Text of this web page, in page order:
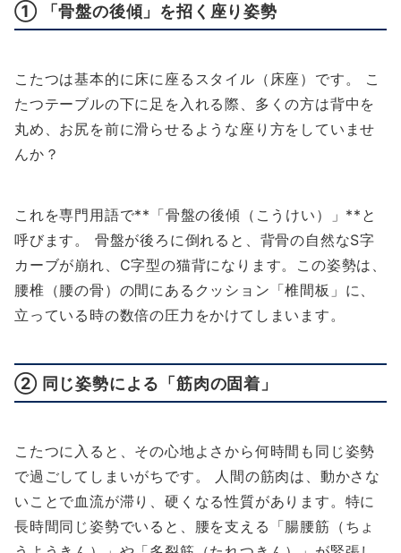
① 「骨盤の後傾」を招く座り姿勢
こたつは基本的に床に座るスタイル（床座）です。 こ
たつテーブルの下に足を入れる際、多くの方は背中を
丸め、お尻を前に滑らせるような座り方をしていませ
んか？
これを専門用語で**「骨盤の後傾（こうけい）」**と
呼びます。 骨盤が後ろに倒れると、背骨の自然なS字
カーブが崩れ、C字型の猫背になります。この姿勢は、
腰椎（腰の骨）の間にあるクッション「椎間板」に、
立っている時の数倍の圧力をかけてしまいます。
② 同じ姿勢による「筋肉の固着」
こたつに入ると、その心地よさから何時間も同じ姿勢
で過ごしてしまいがちです。 人間の筋肉は、動かさな
いことで血流が滞り、硬くなる性質があります。特に
長時間同じ姿勢でいると、腰を支える「腸腰筋（ちょ